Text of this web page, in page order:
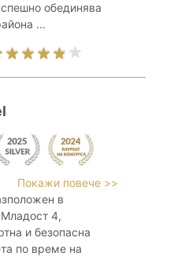
обединява
...
Покажи повече >>
в
Младост 4,
и безопасна
по време на